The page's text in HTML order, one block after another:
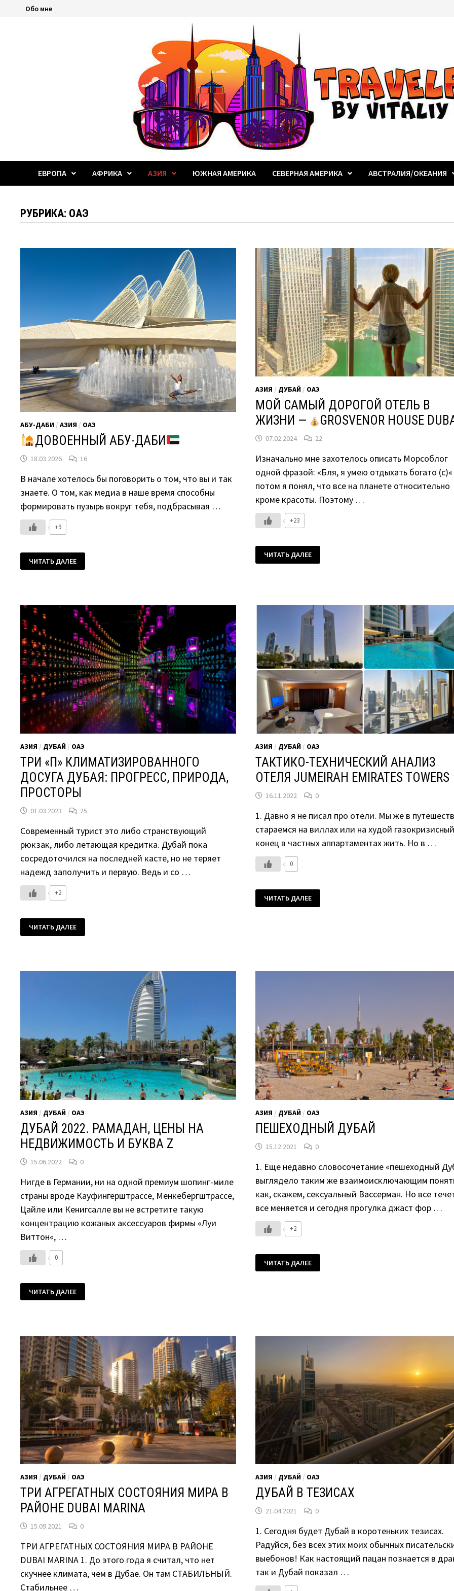
ПерейтиОбо мне
ЕВРОПА АФРИКА АЗИЯ ЮЖНАЯ АМЕРИКА СЕВЕРНАЯ АМЕРИКА АВСТРАЛИЯ/ОКЕАНИЯ
РУБРИКА: ОАЭ
АБУ-ДАБИ /АЗИЯ / ОАЭ
ДОВОЕННЫЙ АБУ-ДАБИ
18.03.2026 16
В начале хотелось бы поговорить о том, что вы и так
знаете. О том, как медиа в наше время способны
формировать пузырь вокруг тебя, подбрасывая …
+9
ДОВОЕННЫЙ
АБУ-
ЧИТАТЬ ДАЛЕЕ
АЗИЯ / ДУБАЙ / ОАЭ
МОЙ САМЫЙ ДОРОГОЙ ОТЕЛЬ В
ЖИЗНИ —
GROSVENOR HOUSE
07.02.2024 22
Изначально мне захотелось описать Морсоблог
одной фразой: «Бля, я умею отдыхать богато
потом я понял, что все на планете относительно
кроме красоты. Поэтому …
+23
САМЫЙ
ДОРОГОЙ
GROSVENOR
ЧИТАТЬ ДАЛЕЕ
АЗИЯ / ДУБАЙ / ОАЭ
ТРИ «П» КЛИМАТИЗИРОВАННОГО
ДОСУГА ДУБАЯ: ПРОГРЕСС, ПРИРОДА,
ПРОСТОРЫ
01.03.2023 25
Современный турист это либо странствующий
рюкзак, либо летающая кредитка. Дубай пока
сосредоточился на последней касте, но не теряет
надежд заполучить и первую. Ведь и со …
+2
«П»
КЛИМАТИЗИРОВАННОГО
ПРОСТОРЫ
ЧИТАТЬ ДАЛЕЕ
АЗИЯ / ДУБАЙ / ОАЭ
ТАКТИКО-ТЕХНИЧЕСКИЙ АНАЛИЗ
ОТЕЛЯ JUMEIRAH EMIRATES TOWERS
16.11.2022 0
1. Давно я не писал про отели. Мы же в
стараемся на виллах или на худой
конец в частных аппартаментах жить. Но в …
0
ТЕХНИЧЕСКИЙ
АНАЛИЗ
ЧИТАТЬ ДАЛЕЕ
АЗИЯ / ДУБАЙ / ОАЭ
ДУБАЙ 2022. РАМАДАН, ЦЕНЫ НА
НЕДВИЖИМОСТЬ И БУКВА Z
15.06.2022 0
Нигде в Германии, ни на одной премиум шопинг-миле
страны вроде Кауфингерштрассе, Менкебергштрассе,
Цайле или Кенигсалле вы не встретите такую
концентрацию кожаных аксессуаров фирмы «Луи
Виттон«, …
0
2022.
РАМАДАН,
БУКВА
Z
ЧИТАТЬ ДАЛЕЕ
АЗИЯ / ДУБАЙ / ОАЭ
ПЕШЕХОДНЫЙ ДУБАЙ
15.12.2021 0
1. Еще недавно словосочетание «пешеходный
выглядело таким же взаимоисключающим
как, скажем, сексуальный Вассерман. Но все
все меняется и сегодня прогулка джаст фор …
+2
ДУБАЙ
ЧИТАТЬ ДАЛЕЕ
АЗИЯ / ДУБАЙ / ОАЭ
ТРИ АГРЕГАТНЫХ СОСТОЯНИЯ МИРА В
РАЙОНЕ DUBAI MARINA
15.09.2021 0
ТРИ АГРЕГАТНЫХ СОСТОЯНИЯ МИРА В РАЙОНЕ
DUBAI MARINA 1. До этого года я считал, что нет
скучнее климата, чем в Дубае. Он там СТАБИЛЬНЫЙ.
Стабильнее …
АЗИЯ / ДУБАЙ / ОАЭ
ДУБАЙ В ТЕЗИСАХ
21.04.2021 0
1. Сегодня будет Дубай в коротеньких тезисах.
Радуйся, без всех этих моих обычных
выебонов! Как настоящий пацан познается в
так и Дубай показал …